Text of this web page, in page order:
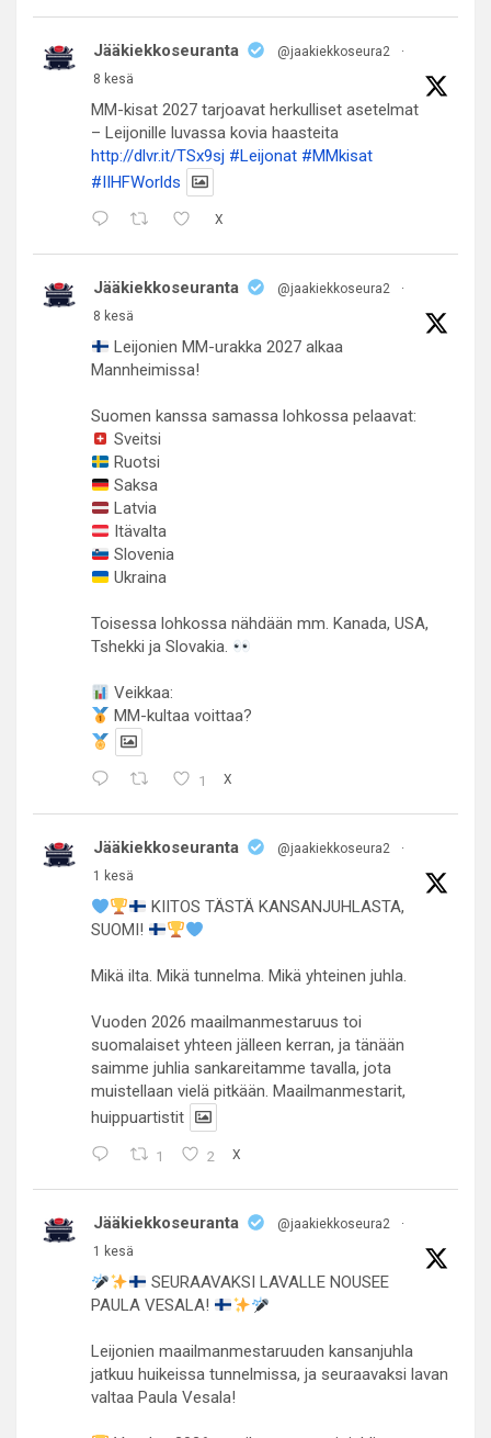
Jääkiekkoseuranta @jaakiekkoseura2
·
8 kesä
MM-kisat 2027 tarjoavat herkulliset asetelmat
– Leijonille luvassa kovia haasteita
http://dlvr.it/TSx9sj #Leijonat #MMkisat
#IIHFWorlds
X
Jääkiekkoseuranta @jaakiekkoseura2
·
8 kesä
Leijonien MM-urakka 2027 alkaa
Mannheimissa!
Suomen kanssa samassa lohkossa pelaavat:
Sveitsi
Ruotsi
Saksa
Latvia
Itävalta
Slovenia
Ukraina
Toisessa lohkossa nähdään mm. Kanada, USA,
Tshekki ja Slovakia.
Veikkaa:
MM-kultaa voittaa?
1 X
Jääkiekkoseuranta @jaakiekkoseura2
·
1 kesä
KIITOS TÄSTÄ KANSANJUHLASTA,
SUOMI!
Mikä ilta. Mikä tunnelma. Mikä yhteinen juhla.
Vuoden 2026 maailmanmestaruus toi
suomalaiset yhteen jälleen kerran, ja tänään
saimme juhlia sankareitamme tavalla, jota
muistellaan vielä pitkään. Maailmanmestarit,
huippuartistit
1 2 X
Jääkiekkoseuranta @jaakiekkoseura2
·
1 kesä
SEURAAVAKSI LAVALLE NOUSEE
PAULA VESALA!
Leijonien maailmanmestaruuden kansanjuhla
jatkuu huikeissa tunnelmissa, ja seuraavaksi lavan
valtaa Paula Vesala!